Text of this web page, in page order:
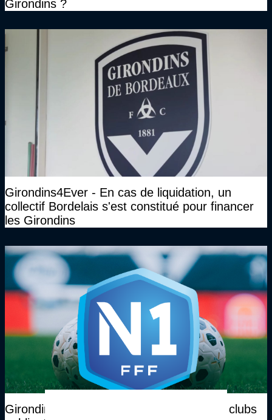
Girondins ?
Girondins4Ever - En cas de liquidation, un
collectif Bordelais s'est constitué pour financer
les Girondins
Girondins4Ever - Plusieurs présidents de clubs